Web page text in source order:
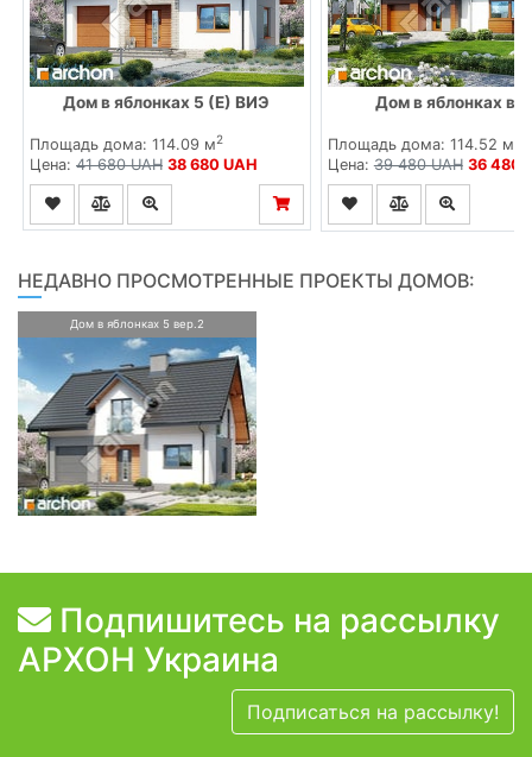
Дом в яблонках 5 (Е) ВИЭ
Площадь дома: 114.09 м2
Цена: 41 680 UAH 38 680 UAH
Дом в яблонках
Площадь дома: 114.52 м
Цена:39 480 UAH 36 480
НЕДАВНО ПРОСМОТРЕННЫЕ ПРОЕКТЫ ДОМОВ:
Дом в яблонках 5 вер.2
Подпишитесь на рассылку
АРХОН Украина
Подписаться на рассылку!